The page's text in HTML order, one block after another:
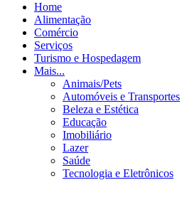
Home
Alimentação
Comércio
Serviços
Turismo e Hospedagem
Mais...
Animais/Pets
Automóveis e Transportes
Beleza e Estética
Educação
Imobiliário
Lazer
Saúde
Tecnologia e Eletrônicos